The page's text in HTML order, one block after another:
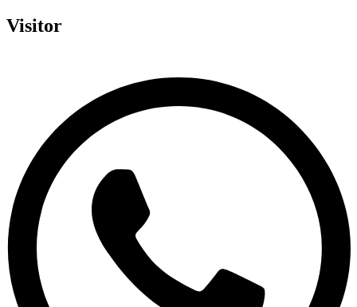
Visitor